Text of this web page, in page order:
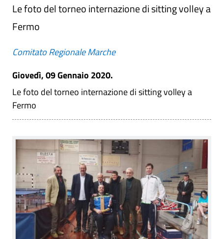
Le foto del torneo internazione di sitting volley a
Fermo
Comitato Regionale Marche
Giovedì, 09 Gennaio 2020.
Le foto del torneo internazione di sitting volley a
Fermo